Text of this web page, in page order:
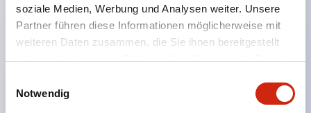
soziale Medien, Werbung und Analysen weiter. Unsere
Partner führen diese Informationen möglicherweise mit
weiteren Daten zusammen, die Sie ihnen bereitgestellt
haben oder die sie im Rahmen Ihrer Nutzung der Dienste
Notwendig
strombegrenzendem Widerstand und Diode im
LED-Lampenkörper
Schutzarten IP40 und IP65 vollständig verfügbar
UL- und CSA-zertifiziert. Entspricht EN (Europa)